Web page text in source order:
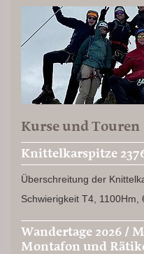
Kurse und Touren
Knittelkarspitze
Überschreitung der
Schwierigkeit T4, 1100Hm,
Wandertage 2026 /
Montafon und